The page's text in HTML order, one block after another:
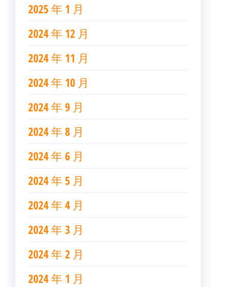
2025 年 1 月
2024 年 12 月
2024 年 11 月
2024 年 10 月
2024 年 9 月
2024 年 8 月
2024 年 6 月
2024 年 5 月
2024 年 4 月
2024 年 3 月
2024 年 2 月
2024 年 1 月